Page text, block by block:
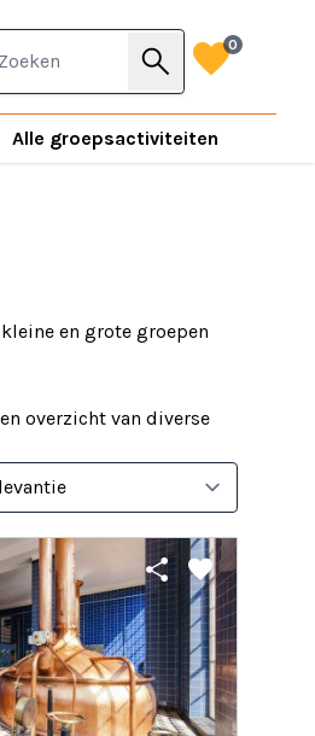
Alle groepsactiviteiten
search favorite0
en grote groepen
overzicht van diverse
share favorite